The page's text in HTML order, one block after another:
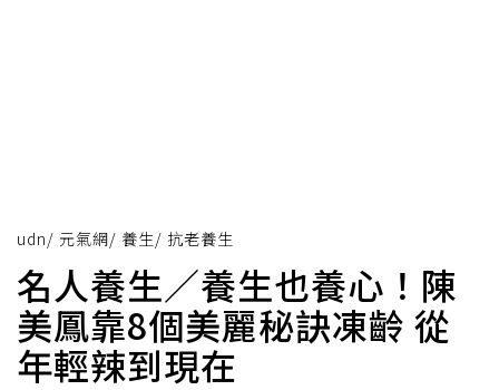
udn/ 元氣網/ 養生/ 抗老養生
名人養生／養生也養心！陳
美鳳靠8個美麗秘訣凍齡 從
年輕辣到現在